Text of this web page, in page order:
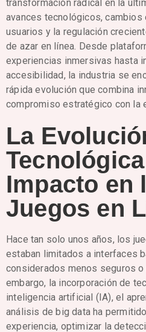
transformación radical en la
avances tecnológicos,
usuarios y la regulación
de azar en línea. Desde
experiencias inmersivas hasta
accesibilidad, la industria se
rápida evolución que combina
compromiso estratégico con la
La
Impacto en
Juegos en
Hace tan solo unos años, los
estaban limitados a interfaces
considerados menos seguros
embargo, la incorporación de
inteligencia artificial (IA), el
análisis de big data ha
experiencia, optimizar la